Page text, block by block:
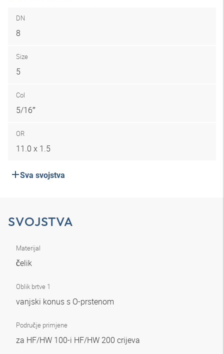
DN
8
Size
5
Col
5/16″
OR
11.0 x 1.5
Sva svojstva
SVOJSTVA
Materijal
čelik
Oblik brtve 1
vanjski konus s O-prstenom
Područje primjene
za HF/HW 100-i HF/HW 200 crijeva